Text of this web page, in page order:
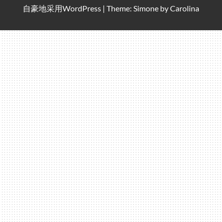
自豪地采用WordPress | Theme: Simone byCarolina